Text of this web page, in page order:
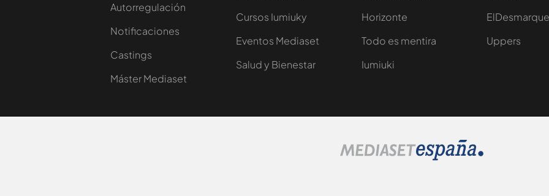
Autorregulación
Notificaciones
Castings
Máster Mediaset
Cursos Iumiuky
Eventos Mediaset
Salud y Bienestar
Horizonte
Todo es mentira
Iumiuki
ElDesmarque
Uppers